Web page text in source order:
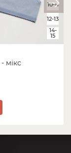
мікс
10-11
12-13
14-
15